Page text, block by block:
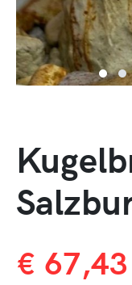
€ 67,43